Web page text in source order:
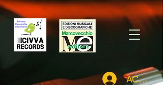
ACCEDI